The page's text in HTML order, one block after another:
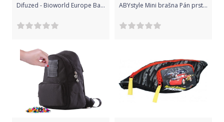
Difuzed - Bioworld Europe Batoh Xbox - The X, barva černá ABYstyle Mini brašna Pán prstenů - Prsten moci, barva černá